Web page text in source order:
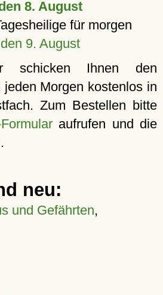
8. August
für morgen
9. August
schicken Ihnen den
jeden Morgen kostenlos in
Zum Bestellen bitte
aufrufen und die
neu:
und Gefährten,